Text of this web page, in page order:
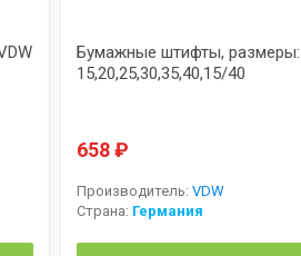
Бумажные штифты, размеры:
15,20,25,30,35,40,15/40
658₽
Производитель:VDW
Страна: Германия